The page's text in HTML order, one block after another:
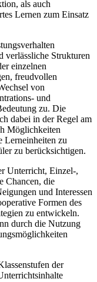
als auch
Lernen zum Einsatz
verlässliche Strukturen
einzelnen
freudvollen
von
und
zu. Die
dabei in der Regel am
Möglichkeiten
Lerneinheiten zu
zu berücksichtigen.
Unterricht, Einzel-,
Chancen, die
und Interessen
Formen des
zu entwickeln.
durch die Nutzung
der